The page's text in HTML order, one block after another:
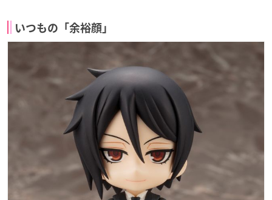
いつもの「余裕顔」